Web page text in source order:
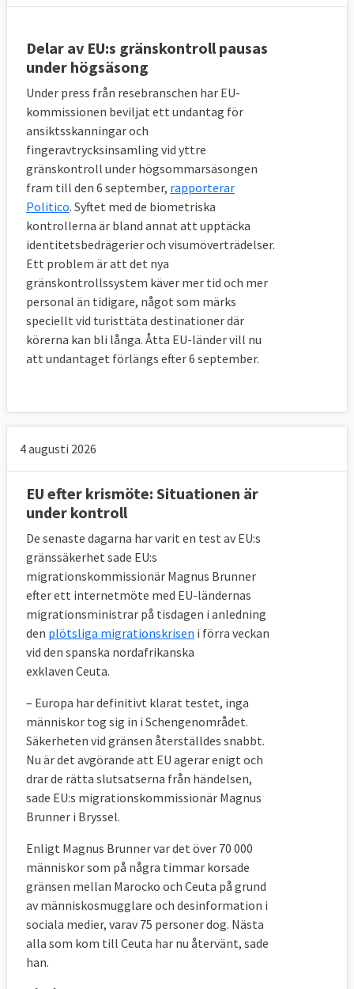
I krissituationer
Kommissionen lägger även fram ett förslag
om hur asyl- och migrationspolitiken ska
står rustat mot eventuell framtida stora
tillströmningar av migranter till EU eller vid
andra kriser som coronapandemin. Det ska
vara upp till kommissionen att avgöra
huruvida det faktiskt rör sig om ett krisläge
eller ej. Givet att så är fallet vill kommission
utöka omfördelningen av flyktingar att även
omfatta alla asylsökande som exempelvis
personer inom så de kallade
gränsförfarandena. EU-länderna måste
antingen ta emot flyktingar eller åta sig att
avvisa dem utan skyddsbehov – alternativet
Man ska även omedelbart kunna bevilja en
grupp personer med skyddsbehov ett
tillfälligt skydd i EU-länderna.
Lagliga vägar in
Kommissionen vill utvidga antalet så kallade
FN-flyktingar som vidarebosätts i EU-
länderna. Man lanserar även ett förslag där
lokala organisationer eller grupper som
kyrkor ska kunna ta emot flyktingar, ett
förslag inspirerat av Kanada och Irland.
Sedan tidigare finns ett förslag om så
kallade blåkort med uppehållstillstånd för
eftertraktad arbetskraft.
I början av 2021 ska kommissionen lägga
fram fler förslag inom asyl- och
migrationspolitiken. Det rör sig bland annat
om en handlingsplan mot smuggling av
arbetsgivare som anställer olagliga
migranter och inleda samarbeten med
ursprungs- och transitländer.
PROBLEMET – Vad ska lösas?
Delar av EU:s gränskontroll pausas
under högsäsong
Under press från resebranschen har EU-
kommissionen beviljat ett undantag för
ansiktsskanningar och
fingeravtrycksinsamling vid yttre
gränskontroll under högsommarsäsongen
fram till den 6 september, rapporterar
Politico. Syftet med de biometriska
kontrollerna är bland annat att upptäcka
identitetsbedrägerier och visumöverträdelser.
Ett problem är att det nya
gränskontrollssystem käver mer tid och mer
personal än tidigare, något som märks
speciellt vid turisttäta destinationer där
körerna kan bli långa. Åtta EU-länder vill nu
att undantaget förlängs efter 6 september.
4 augusti 2026
EU efter krismöte: Situationen är
under kontroll
De senaste dagarna har varit en test av EU:s
gränssäkerhet sade EU:s
migrationskommissionär Magnus Brunner
efter ett internetmöte med EU-ländernas
migrationsministrar på tisdagen i anledning
den plötsliga migrationskrisen i förra veckan
vid den spanska nordafrikanska
exklaven Ceuta.
– Europa har definitivt klarat testet, inga
människor tog sig in i Schengenområdet.
Säkerheten vid gränsen återställdes snabbt.
Nu är det avgörande att EU agerar enigt och
drar de rätta slutsatserna från händelsen,
sade EU:s migrationskommissionär Magnus
Brunner i Bryssel.
Enligt Magnus Brunner var det över 70 000
människor som på några timmar korsade
gränsen mellan Marocko och Ceuta på grund
av människosmugglare och desinformation i
sociala medier, varav 75 personer dog. Nästa
alla som kom till Ceuta har nu återvänt, sade
han.